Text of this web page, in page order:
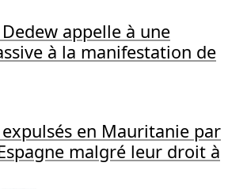
appelle à une
à la manifestation de
en Mauritanie par
malgré leur droit à